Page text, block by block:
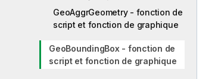
GeoAggrGeometry - fonction de
script et fonction de graphique
GeoBoundingBox - fonction de
script et fonction de graphique